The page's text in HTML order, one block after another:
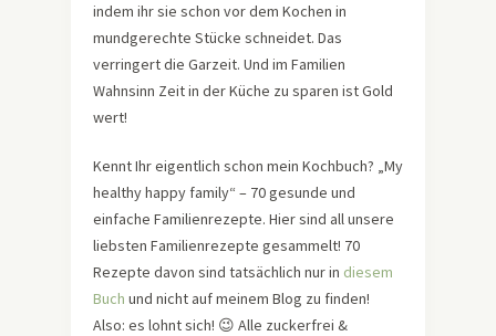
indem ihr sie schon vor dem Kochen in
mundgerechte Stücke schneidet. Das
verringert die Garzeit. Und im Familien
Wahnsinn Zeit in der Küche zu sparen ist Gold
wert!
Kennt Ihr eigentlich schon mein Kochbuch? „My
healthy happy family“ – 70 gesunde und
einfache Familienrezepte. Hier sind all unsere
liebsten Familienrezepte gesammelt! 70
Rezepte davon sind tatsächlich nur in diesem
Buch und nicht auf meinem Blog zu finden!
Also: es lohnt sich! 😉 Alle zuckerfrei &